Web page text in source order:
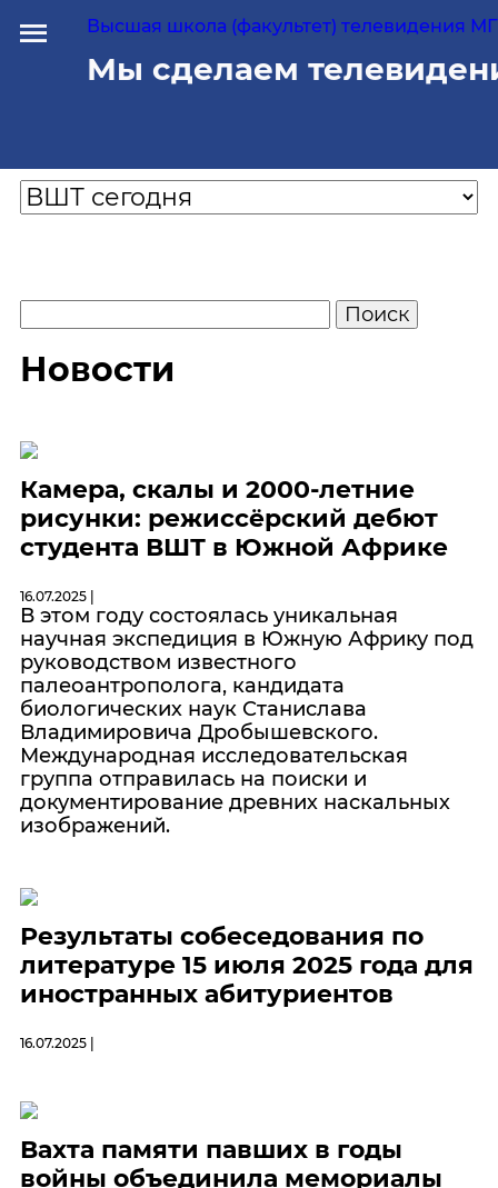
Высшая школа (факультет) телевидения
Мы сделаем
Новости
Камера, скалы и 2000-летние
рисунки: режиссёрский дебют
студента ВШТ в Южной Африке
16.07.2025 |
В этом году состоялась уникальная
научная экспедиция в Южную Африку под
руководством известного
палеоантрополога, кандидата
биологических наук Станислава
Владимировича Дробышевского.
Международная исследовательская
группа отправилась на поиски и
документирование древних наскальных
изображений.
Результаты собеседования по
литературе 15 июля 2025 года для
иностранных абитуриентов
16.07.2025 |
Вахта памяти павших в годы
войны объединила мемориалы